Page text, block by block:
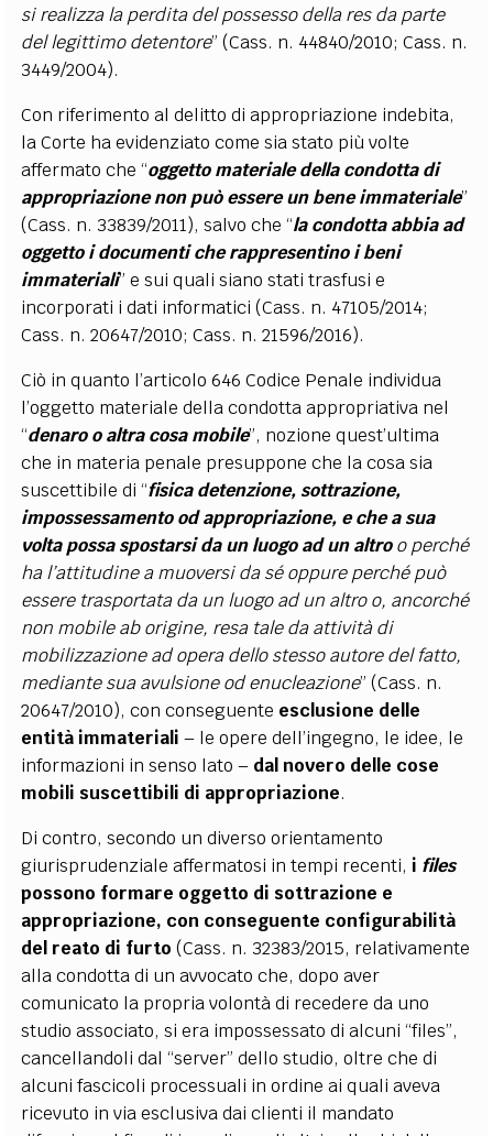
si realizza la perdita del possesso della res da parte
del legittimo detentore” (Cass. n. 44840/2010; Cass. n.
3449/2004).
Con riferimento al delitto di appropriazione indebita,
la Corte ha evidenziato come sia stato più volte
affermato che “oggetto materiale della condotta di
appropriazione non può essere un bene immateriale”
(Cass. n. 33839/2011), salvo che “la condotta abbia ad
oggetto i documenti che rappresentino i beni
immateriali” e sui quali siano stati trasfusi e
incorporati i dati informatici (Cass. n. 47105/2014;
Cass. n. 20647/2010; Cass. n. 21596/2016).
Ciò in quanto l’articolo 646 Codice Penale individua
l’oggetto materiale della condotta appropriativa nel
“denaro o altra cosa mobile”, nozione quest’ultima
che in materia penale presuppone che la cosa sia
suscettibile di “fisica detenzione, sottrazione,
impossessamento od appropriazione, e che a sua
volta possa spostarsi da un luogo ad un altroo perché
ha l’attitudine a muoversi da sé oppure perché può
essere trasportata da un luogo ad un altro o, ancorché
non mobile ab origine, resa tale da attività di
mobilizzazione ad opera dello stesso autore del fatto,
mediante sua avulsione od enucleazione” (Cass. n.
20647/2010), con conseguente esclusione delle
entità immateriali – le opere dell’ingegno, le idee, le
informazioni in senso lato – dal novero delle cose
mobili suscettibili di appropriazione.
Di contro, secondo un diverso orientamento
giurisprudenziale affermatosi in tempi recenti, i files
possono formare oggetto di sottrazione e
appropriazione, con conseguente configurabilità
del reato di furto (Cass. n. 32383/2015, relativamente
alla condotta di un avvocato che, dopo aver
comunicato la propria volontà di recedere da uno
studio associato, si era impossessato di alcuni “files”,
cancellandoli dal “server” dello studio, oltre che di
alcuni fascicoli processuali in ordine ai quali aveva
ricevuto in via esclusiva dai clienti il mandato